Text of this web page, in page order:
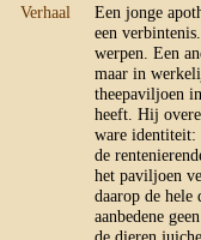
Verhaal
Een jonge
een
werpen. Een
maar in
theepaviljoen
heeft. Hij
ware identiteit:
de
het paviljoen
daarop de
aanbedene
de dieren